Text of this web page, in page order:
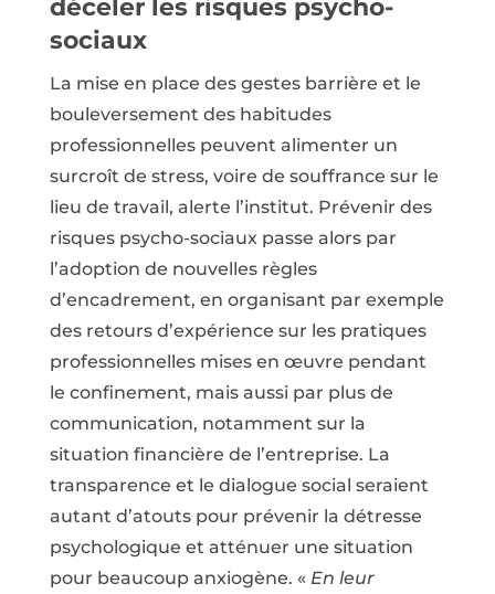
déceler les risques psycho-
sociaux
La mise en place des gestes barrière et le
bouleversement des habitudes
professionnelles peuvent alimenter un
surcroît de stress, voire de souffrance sur le
lieu de travail, alerte l’institut. Prévenir des
risques psycho-sociaux passe alors par
l’adoption de nouvelles règles
d’encadrement, en organisant par exemple
des retours d’expérience sur les pratiques
professionnelles mises en œuvre pendant
le confinement, mais aussi par plus de
communication, notamment sur la
situation financière de l’entreprise. La
transparence et le dialogue social seraient
autant d’atouts pour prévenir la détresse
psychologique et atténuer une situation
pour beaucoup anxiogène. «En leur